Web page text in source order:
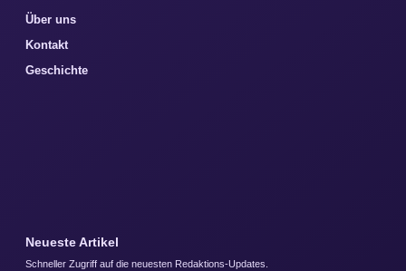
Über uns
Kontakt
Geschichte
Neueste Artikel
Schneller Zugriff auf die neuesten Redaktions-Updates.